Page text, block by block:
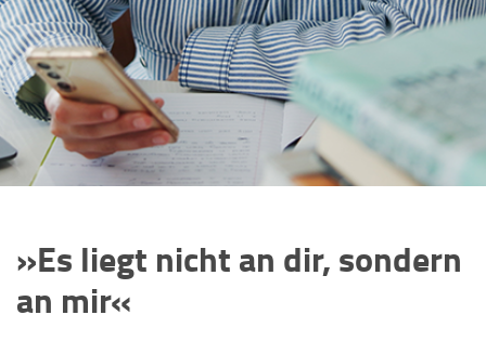
»Es liegt nicht an dir, sondern
an mir«